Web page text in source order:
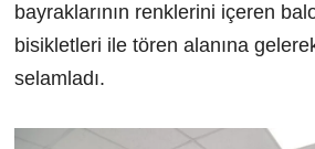
bayraklarının renklerini içeren
bisikletleri ile tören alanına
selamladı.